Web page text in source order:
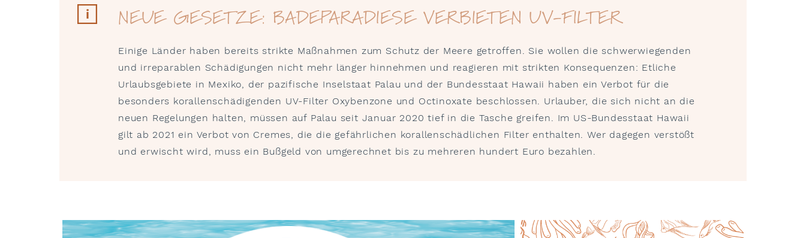
NEUE GESETZE: BADEPARADIESE VERBIETEN UV-FILTER
Einige Länder haben bereits strikte Maßnahmen zum Schutz der Meere getroffen. Sie wollen die schwerwiegenden
und irreparablen Schädigungen nicht mehr länger hinnehmen und reagieren mit strikten Konsequenzen: Etliche
Urlaubsgebiete in Mexiko, der pazifische Inselstaat Palau und der Bundesstaat Hawaii haben ein Verbot für die
besonders korallenschädigenden UV-Filter Oxybenzone und Octinoxate beschlossen. Urlauber, die sich nicht an die
neuen Regelungen halten, müssen auf Palau seit Januar 2020 tief in die Tasche greifen. Im US-Bundesstaat Hawaii
gilt ab 2021 ein Verbot von Cremes, die die gefährlichen korallenschädlichen Filter enthalten. Wer dagegen verstößt
und erwischt wird, muss ein Bußgeld von umgerechnet bis zu mehreren hundert Euro bezahlen.